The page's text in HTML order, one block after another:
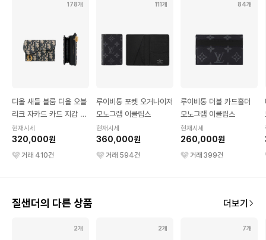
178개
디올 새들 블룸 디올 오블
리크 자카드 카드 지갑 블
루
현재시세
320,000원
거래 410건
111개
루이비통 포켓 오거나이저
모노그램 이클립스
현재시세
360,000원
거래 594건
84개
루이비통 더블 카드홀더
모노그램 이클립스
현재시세
260,000원
거래 399건
질샌더의 다른 상품 더보기
2개 2개 7개